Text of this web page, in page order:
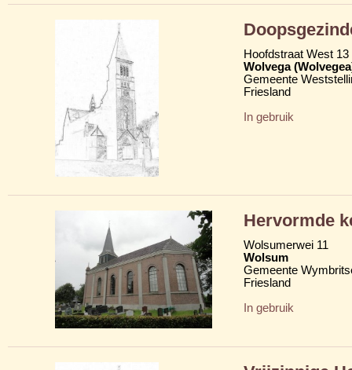
Hoofdstraat West 13
Wolvega
Gemeente
Friesland
In gebruik
Hervormde
Wolsumerwei 11
Wolsum
Gemeente
Friesland
In gebruik